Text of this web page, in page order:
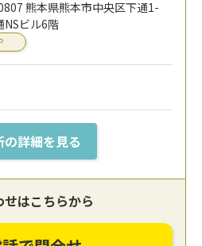
熊本県熊本市中央区下通1-
NSビル6階
の詳細を見る
せはこちらから